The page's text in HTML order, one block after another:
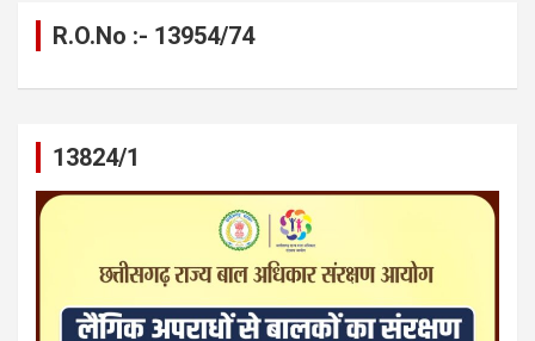
R.O.No :- 13954/74
13824/1